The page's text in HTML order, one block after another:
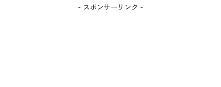
- スポンサーリンク -